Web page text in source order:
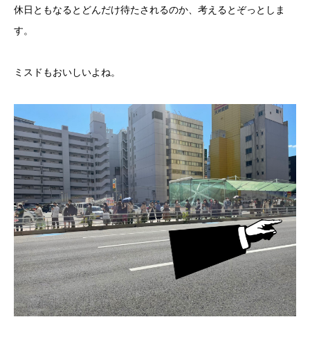
休日ともなるとどんだけ待たされるのか、考えるとぞっとしま
す。
ミスドもおいしいよね。